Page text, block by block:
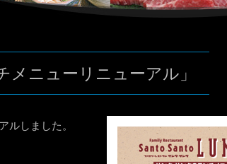
ニューリニューアル」
ルしました。